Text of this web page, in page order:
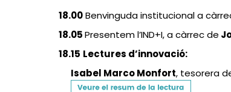
18.00Benvinguda institucional a
18.05Presentem l’IND+I, a càrrec de
18.15 Lectures d’innovació:
Isabel Marco Monfort, tesorera